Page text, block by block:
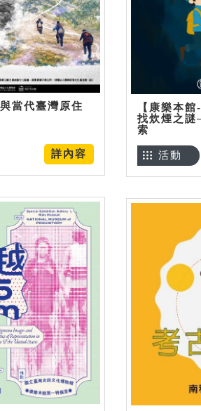
當代臺灣原住
詳內容
【康樂本
找炊煙之
索
活動